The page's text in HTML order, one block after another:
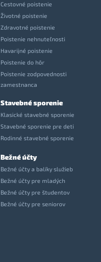
Cestovné poistenie
Životné poistenie
Zdravotné poistenie
Poistenie nehnuteľnosti
Havarijné poistenie
Poistenie do hôr
Poistenie zodpovednosti
zamestnanca
Stavebné sporenie
Klasické stavebné sporenie
Stavebné sporenie pre deti
Rodinné stavebné sporenie
Bežné účty
Bežné účty a balíky služieb
Bežné účty pre mladých
Bežné účty pre študentov
Bežné účty pre seniorov